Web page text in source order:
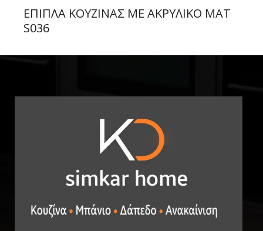
ΕΠΙΠΛΑ ΚΟΥΖΙΝΑΣ ΜΕ ΑΚΡΥΛΙΚΟ ΜΑΤ
S036